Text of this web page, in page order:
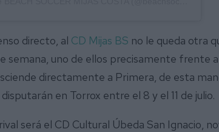
directo, al CD Mijas BS no le queda otra
semana, uno de ellos precisamente frente
directamente a Primera, de esta
en Torrox entre el 8 y el 11 de julio.
será el CD Cultural Úbeda San Ignacio,